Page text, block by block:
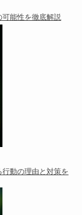
能性を徹底解説
動の理由と対策を